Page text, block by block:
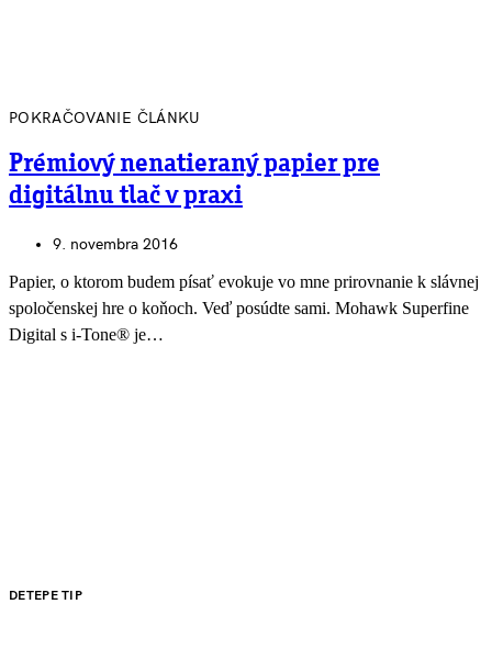
POKRAČOVANIE ČLÁNKU
Prémiový nenatieraný papier pre
digitálnu tlač v praxi
9. novembra 2016
Papier, o ktorom budem písať evokuje vo mne prirovnanie k slávnej
spoločenskej hre o koňoch. Veď posúdte sami. Mohawk Superfine
Digital s i-Tone® je…
DETEPE TIP